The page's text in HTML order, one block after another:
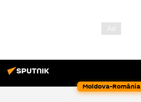
Moldova-România